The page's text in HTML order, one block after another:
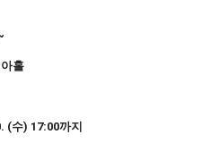
홀
(수) 17:00까지